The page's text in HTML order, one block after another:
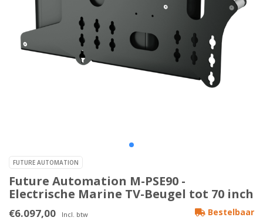
FUTURE AUTOMATION
Future Automation M-PSE90 -
Electrische Marine TV-Beugel tot 70 inch
€6.097,00 Incl. btw Bestelbaar